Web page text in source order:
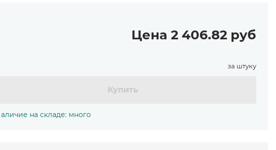
Цена 2 406.82 руб
за штуку
Купить
на складе: много